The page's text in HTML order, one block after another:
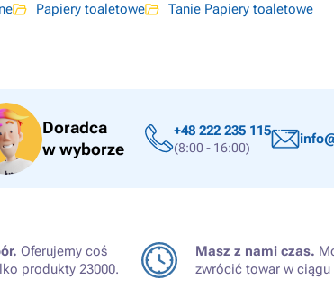
Papiery toaletowe
Tanie Papiery toaletowe
Doradca
w wyborze
+48 222 235 115
(8:00 - 16:00)
Oferujemy coś
produkty 23000.
Masz z nami czas.
zwrócić towar w ciągu